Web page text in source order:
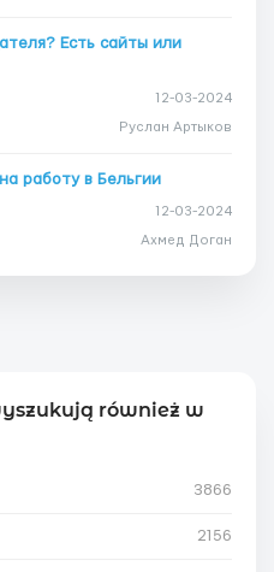
Есть сайты или
12-03-2024
Руслан Артыков
работу в Бельгии
12-03-2024
Ахмед Доган
również w
3866
2156